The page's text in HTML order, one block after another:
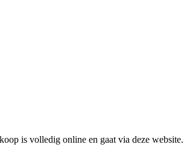
is volledig online en gaat via deze